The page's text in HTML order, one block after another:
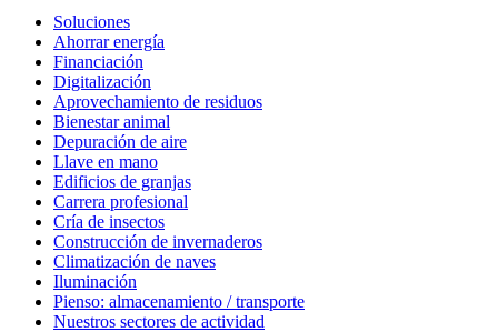
Soluciones
Ahorrar energía
Financiación
Digitalización
Aprovechamiento de residuos
Bienestar animal
Depuración de aire
Llave en mano
Edificios de granjas
Carrera profesional
Cría de insectos
Construcción de invernaderos
Climatización de naves
Iluminación
Pienso: almacenamiento / transporte
Nuestros sectores de actividad